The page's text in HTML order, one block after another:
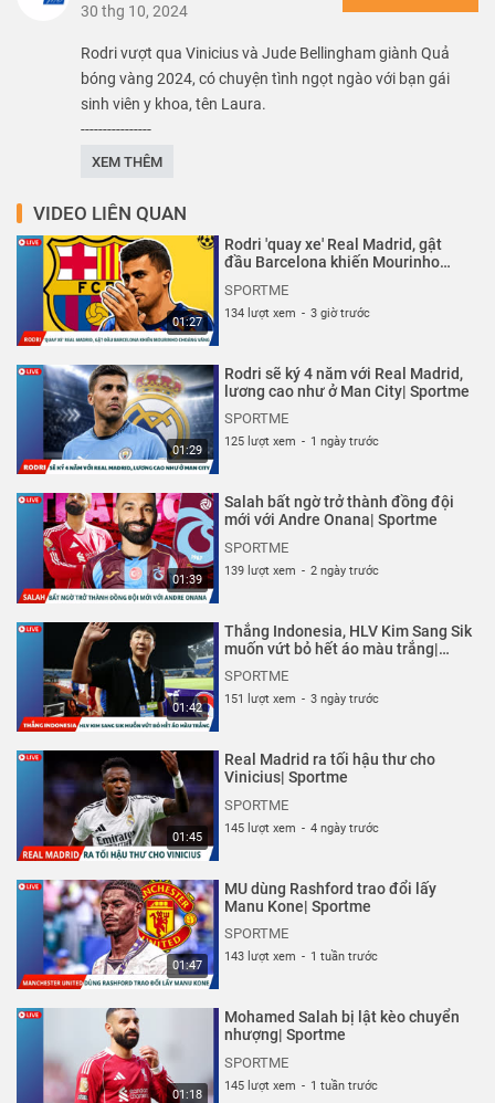
30 thg 10, 2024
Rodri vượt qua Vinicius và Jude Bellingham giành Quả
bóng vàng 2024, có chuyện tình ngọt ngào với bạn gái
sinh viên y khoa, tên Laura.
----------------
Rất mong được bạn ủng hộ. Hãy nhấn Subscribe để đăng
------------------
trường, chuyển nhượng, bí mật về các ngôi sao thể thao
nổi tiếng ở Việt Nam và trên khắp thế giới. Nguồn thông tin
được lấy từ những trang báo chính thống và được chính
những người nổi tiếng chia sẻ trên mạng xã hội của họ.
Thể loại :THỂ THAO ,CHUYỆN CỦA SAO
XEM THÊM
VIDEO LIÊN QUAN
01:27
Rodri 'quay xe' Real Madrid, gật
đầu Barcelona khiến Mourinho
SPORTME
134 lượt xem - 3 giờ trước
01:29
Rodri sẽ ký 4 năm với Real Madrid,
lương cao như ở Man City| Sportme
SPORTME
125 lượt xem - 1 ngày trước
01:39
Salah bất ngờ trở thành đồng đội
mới với Andre Onana| Sportme
SPORTME
139 lượt xem - 2 ngày trước
01:42
Thắng Indonesia, HLV Kim Sang Sik
muốn vứt bỏ hết áo màu trắng|
SPORTME
151 lượt xem - 3 ngày trước
01:45
Real Madrid ra tối hậu thư cho
Vinicius| Sportme
SPORTME
145 lượt xem - 4 ngày trước
01:47
MU dùng Rashford trao đổi lấy
Manu Kone| Sportme
SPORTME
143 lượt xem - 1 tuần trước
01:18
Mohamed Salah bị lật kèo chuyển
nhượng| Sportme
SPORTME
145 lượt xem - 1 tuần trước